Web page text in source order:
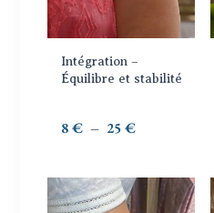
Intégration –
Équilibre et stabilité
8€ – 25€Plage
prix :
8 €
variations.
Les
options
peuvent
choisies
la
page
Ce